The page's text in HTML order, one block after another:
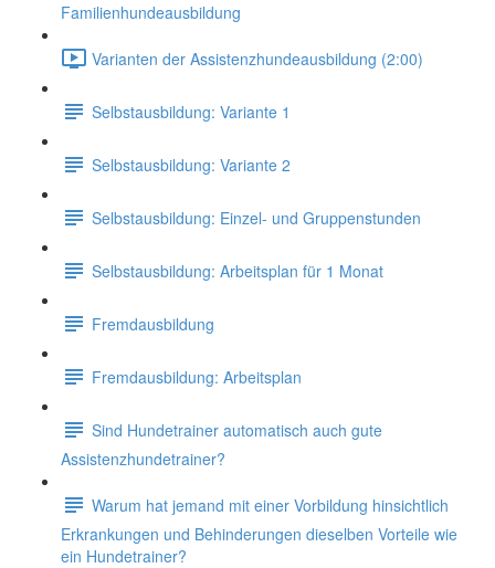
Familienhundeausbildung
Varianten der Assistenzhundeausbildung (2:00)
Selbstausbildung: Variante 1
Selbstausbildung: Variante 2
Selbstausbildung: Einzel- und Gruppenstunden
Selbstausbildung: Arbeitsplan für 1 Monat
Fremdausbildung
Fremdausbildung: Arbeitsplan
Sind Hundetrainer automatisch auch gute
Assistenzhundetrainer?
Warum hat jemand mit einer Vorbildung hinsichtlich
Erkrankungen und Behinderungen dieselben Vorteile wie
ein Hundetrainer?